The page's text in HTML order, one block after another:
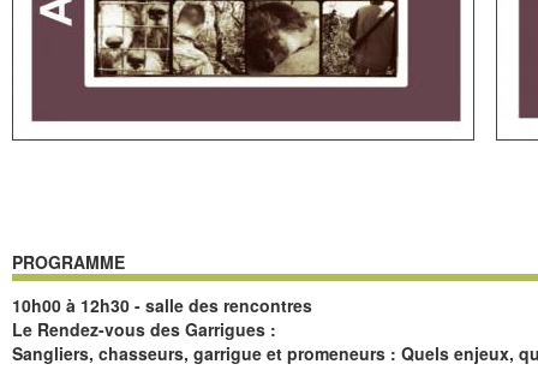
PROGRAMME
10h00 à 12h30 - salle des rencontres
Le Rendez-vous des Garrigues :
Sangliers, chasseurs, garrigue et promeneurs : Quels enjeux,